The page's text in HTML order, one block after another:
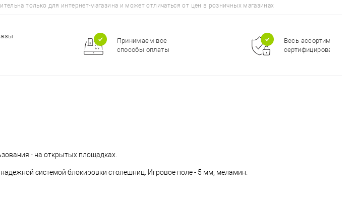
только для интернет-магазина и может отличаться от цен в розничных магазинах
Принимаем все
способы оплаты
Весь ассортимент
сертифицирован
- на открытых площадках.
системой блокировки столешниц. Игровое поле - 5 мм, меламин.